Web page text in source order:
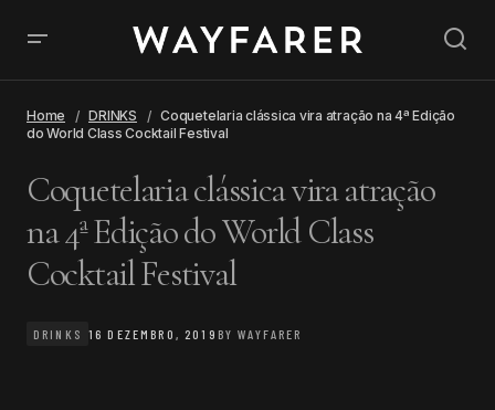
Home DRINKS
Coquetelaria clássica vira atração na 4ª Edição
do World Class Cocktail Festival
Coquetelaria clássica vira atração
na 4ª Edição do World Class
Cocktail Festival
DRINKS 16 DEZEMBRO, 2019 BY WAYFARER